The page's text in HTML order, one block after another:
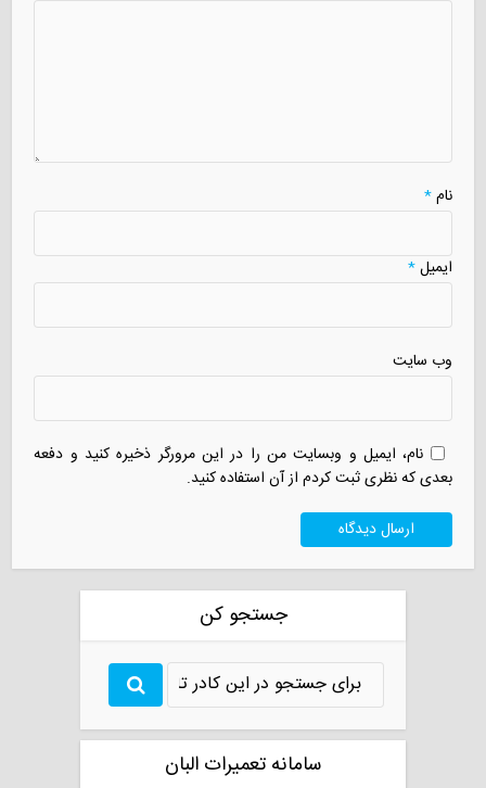
نام*
ایمیل*
وب سایت
نام، ایمیل و وبسایت من را در این مرورگر ذخیره کنید و دفعه
بعدی که نظری ثبت کردم از آن استفاده کنید.
جستجو کن
سامانه تعمیرات البان